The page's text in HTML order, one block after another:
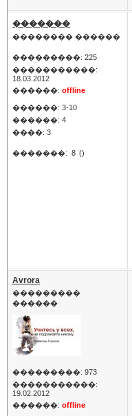
�������
�������� ������
���������: 225
�����������:
18.03.2012
������: offline
������: 3-10
������: 4
����: 3
�������: 8 ()
Avrora
���������
������
���������: 973
�����������:
19.02.2012
������: offline